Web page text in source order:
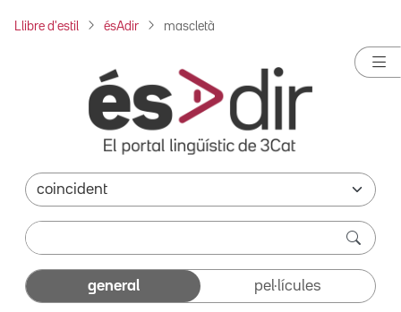
Llibre d'estil ésAdir mascletà
general pel·lícules